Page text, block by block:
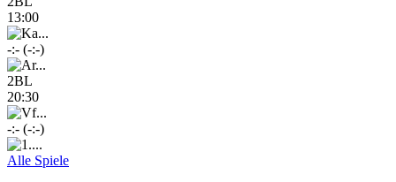
13:00
-:- (-:-)
2BL
20:30
-:- (-:-)
Alle Spiele